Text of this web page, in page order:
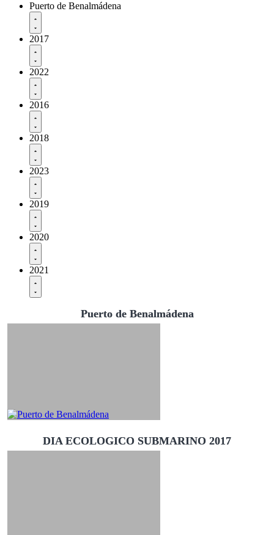
Puerto de Benalmádena
2017
2022
2016
2018
2023
2019
2020
2021
Puerto de Benalmádena
DIA ECOLOGICO SUBMARINO 2017